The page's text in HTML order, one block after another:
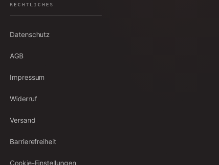
RECHTLICHES
Datenschutz
AGB
Impressum
Widerruf
Versand
Barrierefreiheit
Cookie-Einstellungen